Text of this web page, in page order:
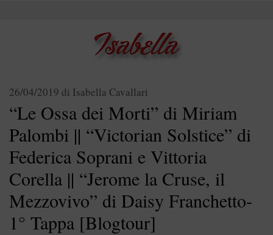
“Le Ossa dei Morti” di Miriam
Palombi || “Victorian Solstice” di
Federica Soprani e Vittoria
Corella || “Jerome la Cruse, il
Mezzovivo” di Daisy Franchetto-
1° Tappa [Blogtour]
26/04/2019 di Isabella Cavallari